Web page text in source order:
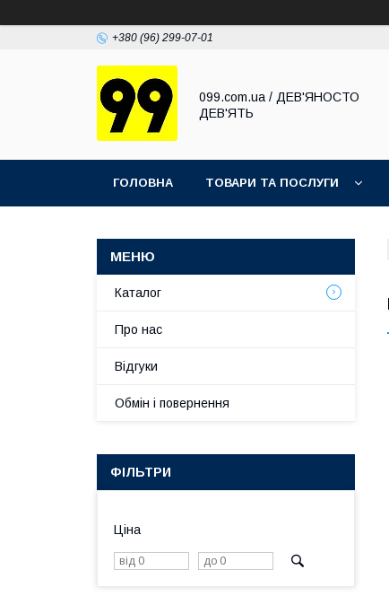
+380 (96) 299-07-01
099.com.ua / ДЕВ'ЯНОСТО
ДЕВ'ЯТЬ
ГОЛОВНА ТОВАРИ ТА ПОСЛУГИ
Каталог
Про нас
Відгуки
Обмін і повернення
ФІЛЬТРИ
Ціна